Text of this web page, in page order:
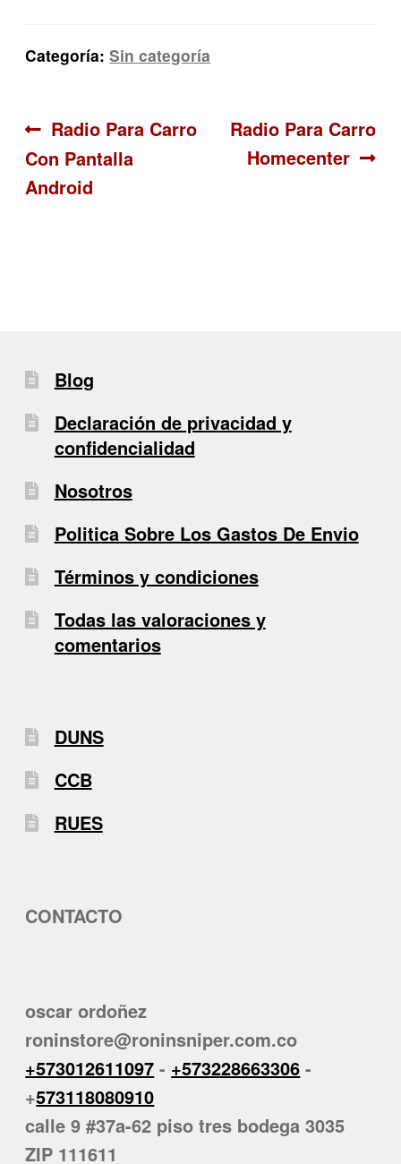
Categoría:Sin categoría
Navegación
de
Anterior:
Radio Para Carro
Con Pantalla
Android
Siguiente:
Radio Para Carro
Homecenter
Blog
Declaración de privacidad y
confidencialidad
Nosotros
Politica Sobre Los Gastos De Envio
Términos y condiciones
Todas las valoraciones y
comentarios
DUNS
CCB
RUES
CONTACTO
oscar ordoñez
roninstore@roninsniper.com.co
+573012611097 - +573228663306 -
+573118080910
calle 9 #37a-62 piso tres bodega 3035
ZIP 111611